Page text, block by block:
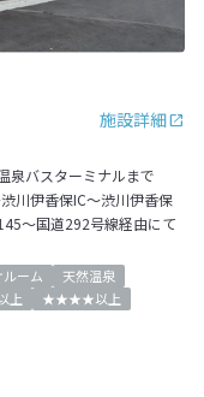
施設詳細
泉バスターミナルまで
川伊香保IC～渋川伊香保
～国道292号線経由にて
ルーム
天然温泉
上
★★★★以上